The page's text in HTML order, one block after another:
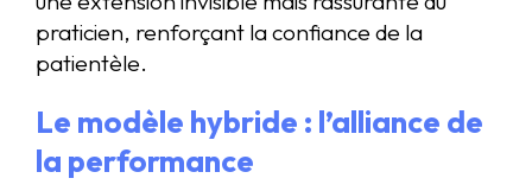
praticien, renforçant la confiance de la
patientèle.
Le modèle hybride : l’alliance de
la performance